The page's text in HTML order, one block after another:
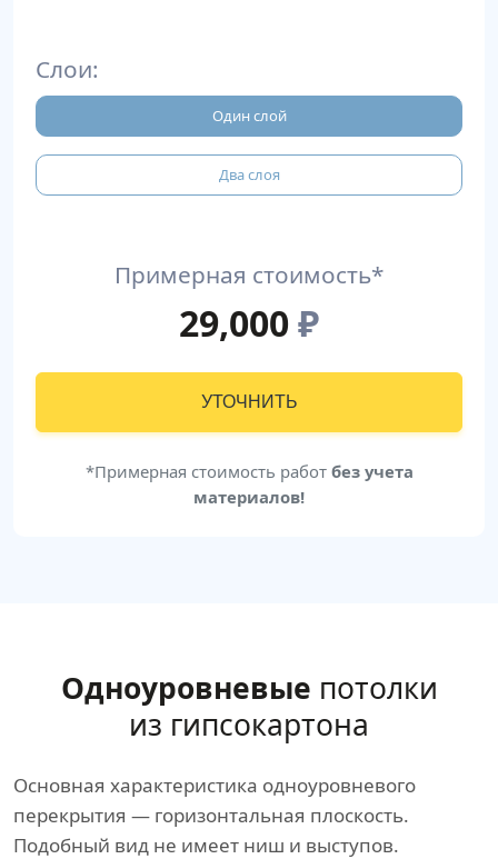
Слои:
Один слой
Два слоя
Примерная стоимость*
29,000₽
УТОЧНИТЬ
*Примерная стоимость работ без учета
материалов!
Одноуровневые потолки
из гипсокартона
Основная характеристика одноуровневого
перекрытия — горизонтальная плоскость.
Подобный вид не имеет ниш и выступов.